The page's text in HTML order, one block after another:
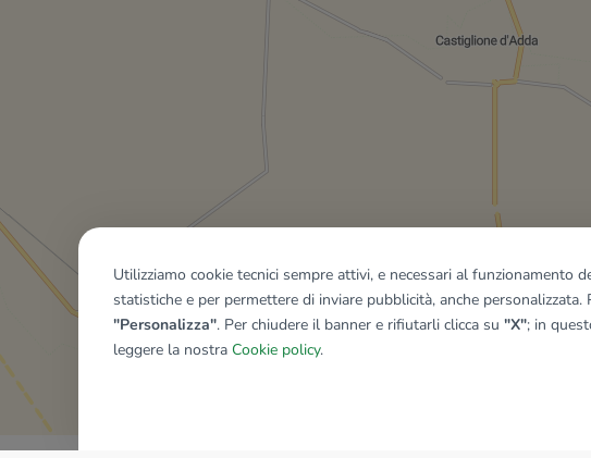
Mostra tutti gli immobili del riquadro
Utilizziamo cookie tecnici sempre attivi, e necessari al
statistiche e per permettere di inviare pubblicità, anche
"Personalizza". Per chiudere il banner e rifiutarli clicca su "X"; in
leggere la nostra Cookie policy.